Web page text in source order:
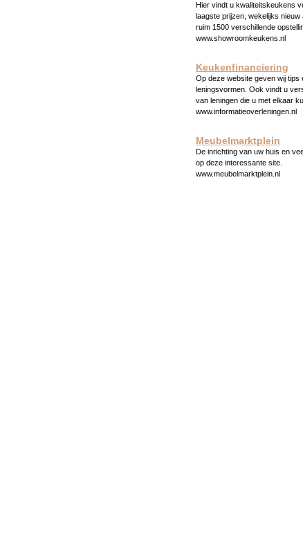
Hier vindt u kwaliteitskeukens
laagste prijzen, wekelijks nieuw
ruim 1500 verschillende
www.showroomkeukens.nl
Keukenfinanciering
Op deze website geven wij tips
leningsvormen. Ook vindt u
van leningen die u met elkaar
www.informatieoverleningen.nl
Meubelmarktplein
De inrichting van uw huis en
op deze interessante site.
www.meubelmarktplein.nl